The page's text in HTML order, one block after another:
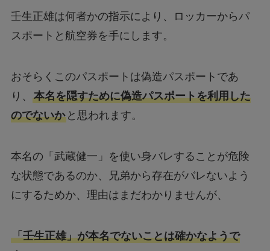
壬生正雄は何者かの指示により、ロッカーからパ
スポートと航空券を手にします。
おそらくこのパスポートは偽造パスポートであ
り、 本名を隠すために偽造パスポートを利用した
のでないかと思われます。
本名の「武蔵健一」を使い身バレすることが危険
な状態であるのか、兄弟から存在がバレないよう
にするためか、理由はまだわかりませんが、
「壬生正雄」が本名でないことは確かなようで